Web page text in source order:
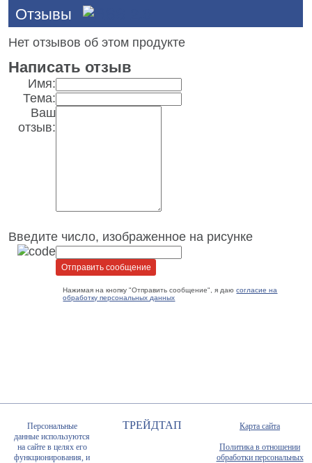
Отзывы
Нет отзывов об этом продукте
Написать отзыв
Имя:
Тема:
Ваш
отзыв:
Введите число, изображенное на рисунке
Нажимая на кнопку "Отправить сообщение", я даюсогласие на
обработку персональных данных
Персональные
данные используются
на сайте в целях его
функционирования, и
ТРЕЙДТАП Карта сайта
Политика в отношении
обработки персональных